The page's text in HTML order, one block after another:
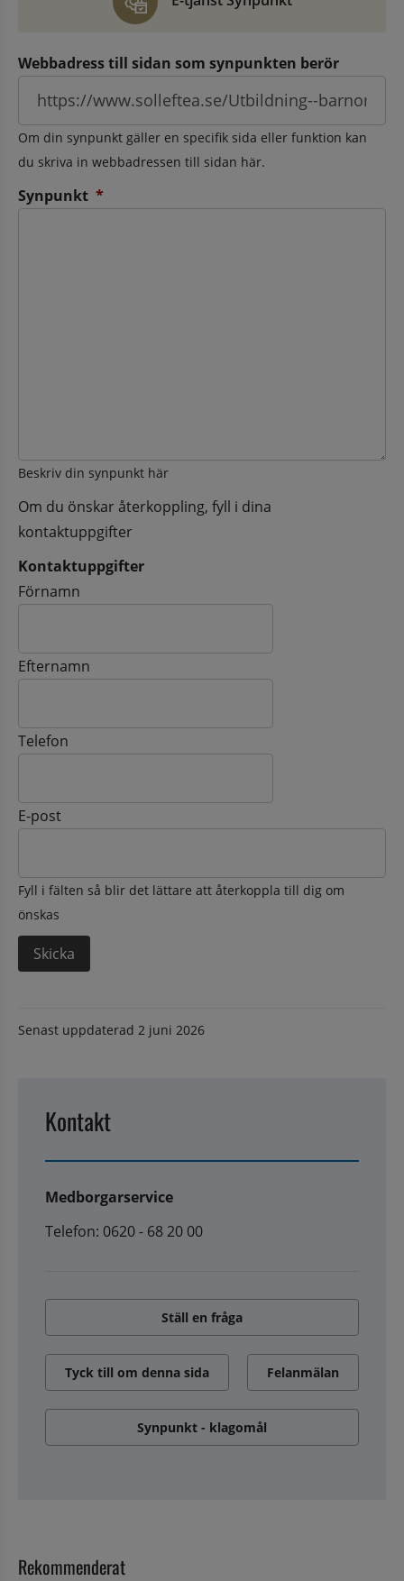
Webbadress till sidan som synpunkten berör
Om din synpunkt gäller en specifik sida eller funktion kan
du skriva in webbadressen till sidan här.
Synpunkt *
Beskriv din synpunkt här
Om du önskar återkoppling, fyll i dina
kontaktuppgifter
Kontaktuppgifter
Kontaktuppgifter
Förnamn
Efternamn
Telefon
E-post
Fyll i fälten så blir det lättare att återkoppla till dig om
önskas
Senast uppdaterad 2 juni 2026
Kontakt
Medborgarservice
Telefon: 0620 - 68 20 00
Ställ en fråga
Tyck till om denna sida Felanmälan
Synpunkt - klagomål
Rekommenderat